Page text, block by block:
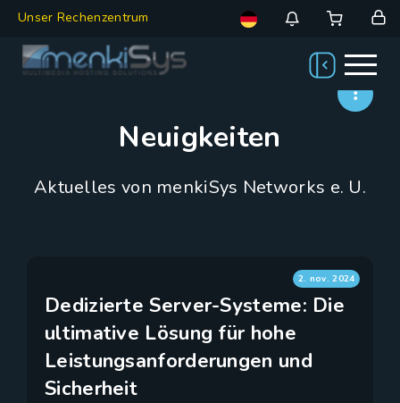
Unser Rechenzentrum
Neuigkeiten
Aktuelles von menkiSys Networks e. U.
2. nov. 2024
Dedizierte Server-Systeme: Die
ultimative Lösung für hohe
Leistungsanforderungen und
Sicherheit